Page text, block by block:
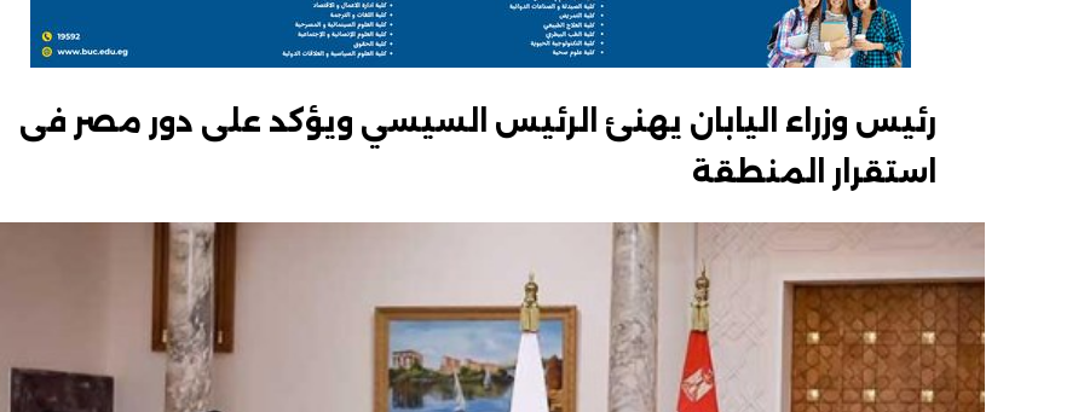
رئيس وزراء اليابان يهنئ الرئيس السيسي ويؤكد على دور مصر فى
استقرار المنطقة